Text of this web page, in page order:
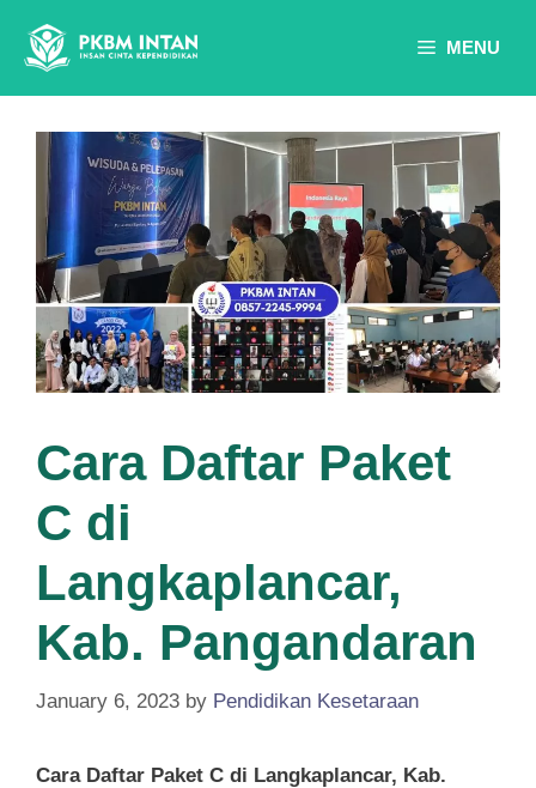
content
MENU
Cara Daftar Paket
C di
Langkaplancar,
Kab. Pangandaran
January 6, 2023 by Pendidikan Kesetaraan
Cara Daftar Paket C di Langkaplancar, Kab.